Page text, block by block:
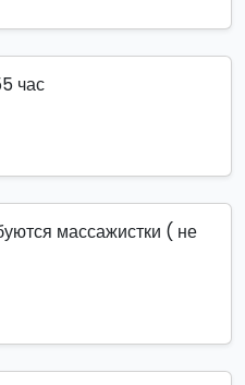
час
массажистки ( не